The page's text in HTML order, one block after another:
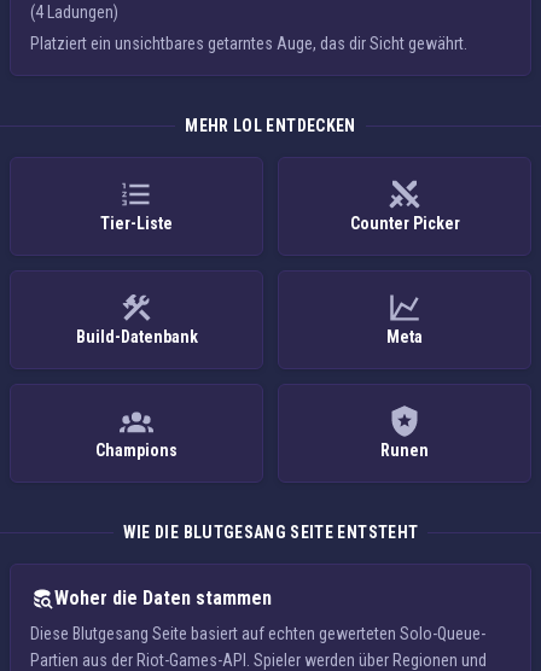
(4 Ladungen)
Platziert ein unsichtbares getarntes Auge, das dir Sicht gewährt.
MEHR LOL ENTDECKEN
Tier-Liste Counter Picker
Build-Datenbank Meta
Champions Runen
WIE DIE BLUTGESANG SEITE ENTSTEHT
Woher die Daten stammen
Diese Blutgesang Seite basiert auf echten gewerteten Solo-Queue-
Partien aus der Riot-Games-API. Spieler werden über Regionen und